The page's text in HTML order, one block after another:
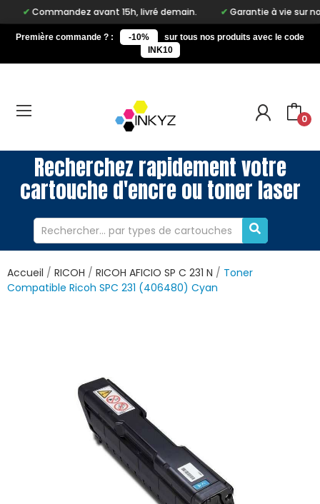
Commandez avant 15h, livré demain. Garantie à vie sur notre
Première commande ? : -10%
sur tous nos produits avec le code
INK10
0
Recherchez rapidement votre
cartouche d'encre ou toner laser
Accueil RICOH RICOH AFICIO SP C 231 N
Toner
Compatible Ricoh SPC 231 (406480) Cyan